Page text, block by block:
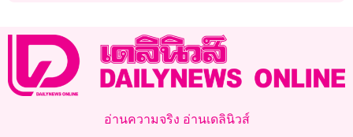
อ่านความจริง อ่านเดลินิวส์